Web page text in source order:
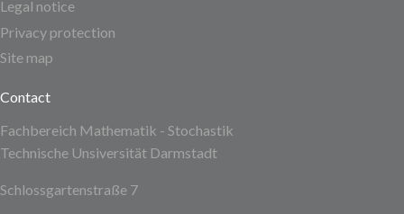
Legal notice
Privacy protection
Site map
Contact
Fachbereich Mathematik - Stochastik
Technische Unsiversität Darmstadt
Schlossgartenstraße 7